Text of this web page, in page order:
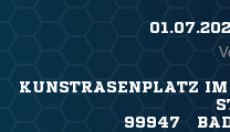
KUNSTRASENPLATZ
99947 BAD